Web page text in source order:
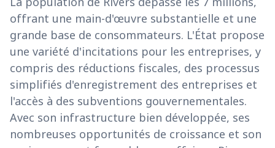
offrant une main-d'œuvre substantielle et une
grande base de consommateurs. L'État propose
une variété d'incitations pour les entreprises, y
compris des réductions fiscales, des processus
simplifiés d'enregistrement des entreprises et
l'accès à des subventions gouvernementales.
Avec son infrastructure bien développée, ses
nombreuses opportunités de croissance et son